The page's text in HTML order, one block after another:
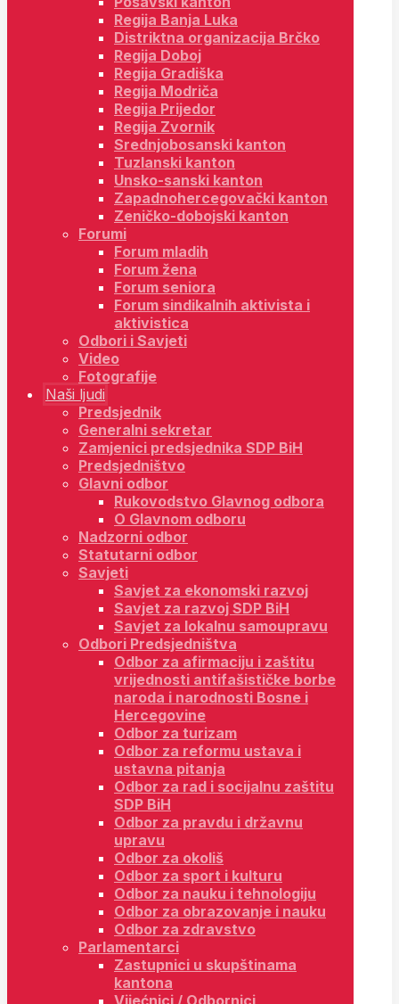
Regija Banja Luka
Distriktna organizacija Brčko
Regija Doboj
Regija Gradiška
Regija Modriča
Regija Prijedor
Regija Zvornik
Srednjobosanski kanton
Tuzlanski kanton
Unsko-sanski kanton
Zapadnohercegovački kanton
Zeničko-dobojski kanton
Forumi
Forum mladih
Forum žena
Forum seniora
Forum sindikalnih aktivista i
aktivistica
Odbori i Savjeti
Video
Fotografije
Naši ljudi
Predsjednik
Generalni sekretar
Zamjenici predsjednika SDP BiH
Predsjedništvo
Glavni odbor
Rukovodstvo Glavnog odbora
O Glavnom odboru
Nadzorni odbor
Statutarni odbor
Savjeti
Savjet za ekonomski razvoj
Savjet za razvoj SDP BiH
Savjet za lokalnu samoupravu
Odbori Predsjedništva
Odbor za afirmaciju i zaštitu
vrijednosti antifašističke borbe
naroda i narodnosti Bosne i
Hercegovine
Odbor za turizam
Odbor za reformu ustava i
ustavna pitanja
Odbor za rad i socijalnu zaštitu
SDP BiH
Odbor za pravdu i državnu
upravu
Odbor za okoliš
Odbor za sport i kulturu
Odbor za nauku i tehnologiju
Odbor za obrazovanje i nauku
Odbor za zdravstvo
Parlamentarci
Zastupnici u skupštinama
kantona
Vijećnici / Odbornici